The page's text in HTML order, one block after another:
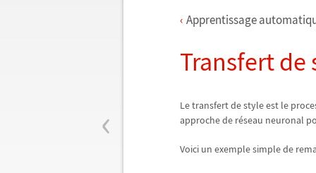
‹
Apprentissage
Transfert
Le transfert de style est le
approche de réseau neuronal
Voici un exemple simple de